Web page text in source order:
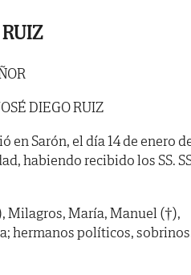
DIEGO RUIZ
en Sarón, el día 14 de enero
habiendo recibido los SS.
Milagros, María, Manuel (†),
hermanos políticos,